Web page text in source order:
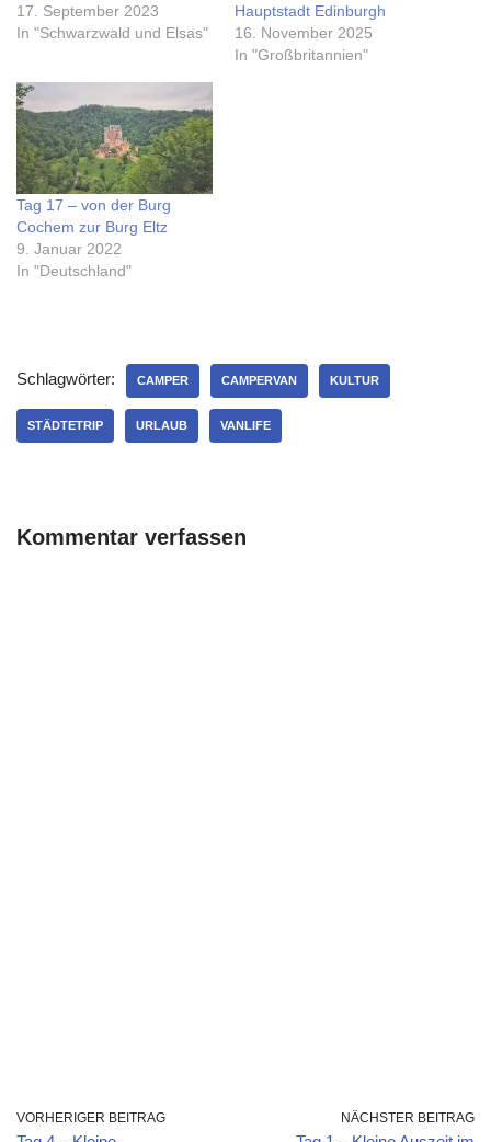
17. September 2023
In "Schwarzwald und Elsas"
Hauptstadt Edinburgh
16. November 2025
In "Großbritannien"
Tag 17 – von der Burg
Cochem zur Burg Eltz
9. Januar 2022
In "Deutschland"
Schlagwörter: CAMPER CAMPERVAN KULTUR
STÄDTETRIP URLAUB VANLIFE
Kommentar verfassen
VORHERIGER BEITRAG NÄCHSTER BEITRAG